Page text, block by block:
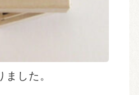
ました。